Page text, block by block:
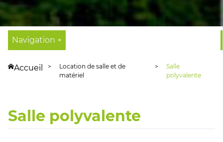
Navigation +
Accueil
Location de salle et de
matériel
Salle
polyvalente
Salle polyvalente